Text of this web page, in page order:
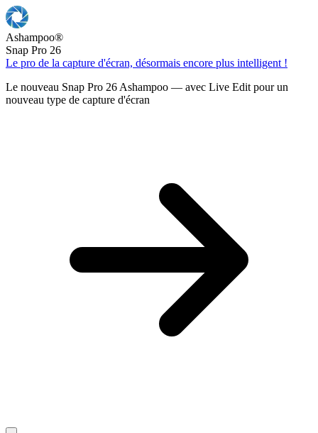
Ashampoo®
Snap Pro 26
Le pro de la capture d'écran, désormais encore plus intelligent !
Le nouveau Snap Pro 26 Ashampoo — avec Live Edit pour un
nouveau type de capture d'écran